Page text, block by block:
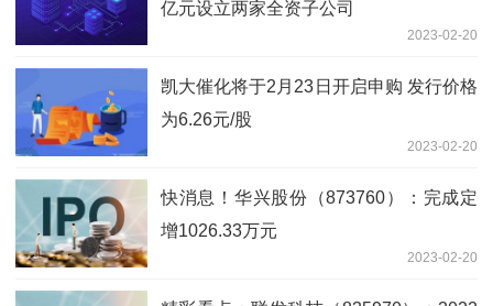
亿元设立两家全资子公司
2023-02-20
凯大催化将于2月23日开启申购 发行价格
为6.26元/股
2023-02-20
快消息！华兴股份（873760）：完成定
增1026.33万元
2023-02-20